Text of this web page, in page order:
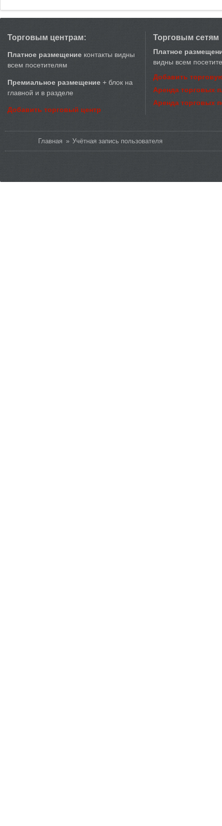
Торговым центрам:
Платное размещение контакты видны
всем посетителям
Премиальное размещение + блок на
главной и в разделе
Добавить торговый центр
Торговым сетям
Платное
видны всем
Добавить
Аренда торговых
Аренда торговых
Главная » Учётная запись пользователя